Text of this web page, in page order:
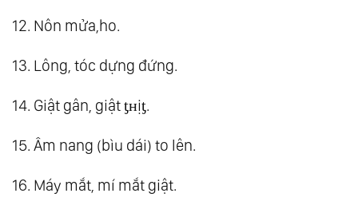
12. Nôn mửa,ho.
13. Lông, tóc dựng đứng.
14. Giật gân, giật ƫʜịƫ.
15. Âm nang (bìu dái) to lên.
16. Máy mắt, mí mắt giật.